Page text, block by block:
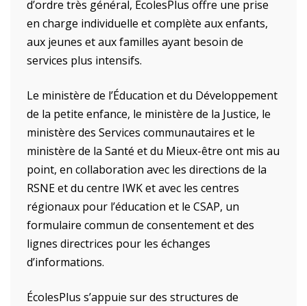
d’ordre très général, ÉcolesPlus offre une prise
en charge individuelle et complète aux enfants,
aux jeunes et aux familles ayant besoin de
services plus intensifs.
Le ministère de l’Éducation et du Développement
de la petite enfance, le ministère de la Justice, le
ministère des Services communautaires et le
ministère de la Santé et du Mieux-être ont mis au
point, en collaboration avec les directions de la
RSNE et du centre IWK et avec les centres
régionaux pour l’éducation et le CSAP, un
formulaire commun de consentement et des
lignes directrices pour les échanges
d’informations.
ÉcolesPlus s’appuie sur des structures de